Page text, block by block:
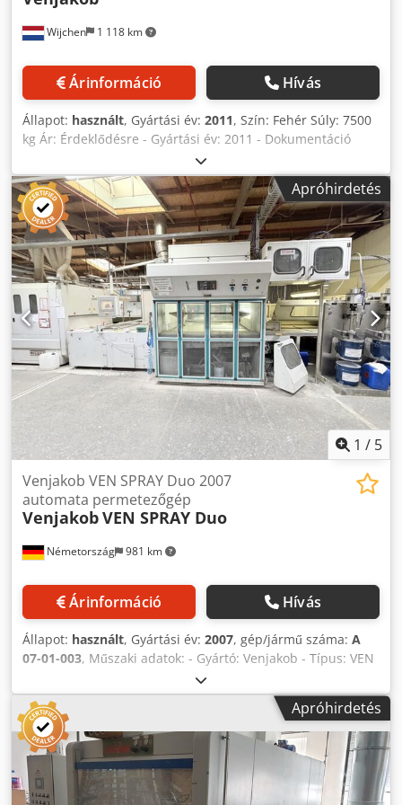
Wijchen 1 118 km
Árinformáció Hívás
Állapot: használt, Gyártási év: 2011, Szín: Fehér Súly: 7500
kg Ár: Érdeklődésre - Gyártási év: 2011 - Dokumentáció
elérhető: Igen - CE tanúsítvány megléte: Nem - Maximális
munkaszélesség [mm]: 1300 - Festőkabinek száma [db]: 1 -
Szivattyútípus: Wagner - Extrák: Festékszóró pisztoly -
Festékszóró pisztolyok száma [db]: 4 - Szállítási súly [kg]:
7500 kg - Szállítási egységek száma [db]: 7 Pénzügyi
információk Áfa: A megadott ár az áfát nem tartalmazza.
Áfa/különadó: Vállalkozások számára az áfa levonható.
Dkedpozmvawefx Anpjr Szállítás és beszámítás bármikor
lehetséges az ipari termékek esetében. Yorick Diebels
Apróhirdetés
1 / 5
Németország 981 km
Venjakob VEN SPRAY Duo 2007
automata permetezőgép
VenjakobVEN SPRAY Duo
Árinformáció Hívás
Állapot: használt, Gyártási év: 2007, gép/jármű száma: A
07-01-003, Műszaki adatok: - Gyártó: Venjakob - Típus: VEN
SPRAY Comfort - Retrofit: 2026 (Gyártási év: 2007) -
Munkaszélesség: 1.300 mm - Kezelőoldal: jobb - Felújított
gép ára - Jelenlegi állapot: felújítás nélkül - Duo kivitelű
pisztolyhajtás - Száraz elszívás - Ellenáramú elszívás
teljesítménye: 7.000 m³/h - Elszívócsonk átmérője: 500 mm
- Szállítószalag rendszer - Előtolási sebesség: kb. 3–7
m/perc - Szalagtisztító rendszerrel - Festékvisszanyerés V-
Apróhirdetés